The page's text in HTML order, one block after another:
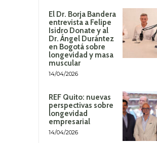
El Dr. Borja Bandera
entrevista a Felipe
Isidro Donate y al
Dr. Ángel Durántez
en Bogotá sobre
longevidad y masa
muscular
14/04/2026
REF Quito: nuevas
perspectivas sobre
longevidad
empresarial
14/04/2026